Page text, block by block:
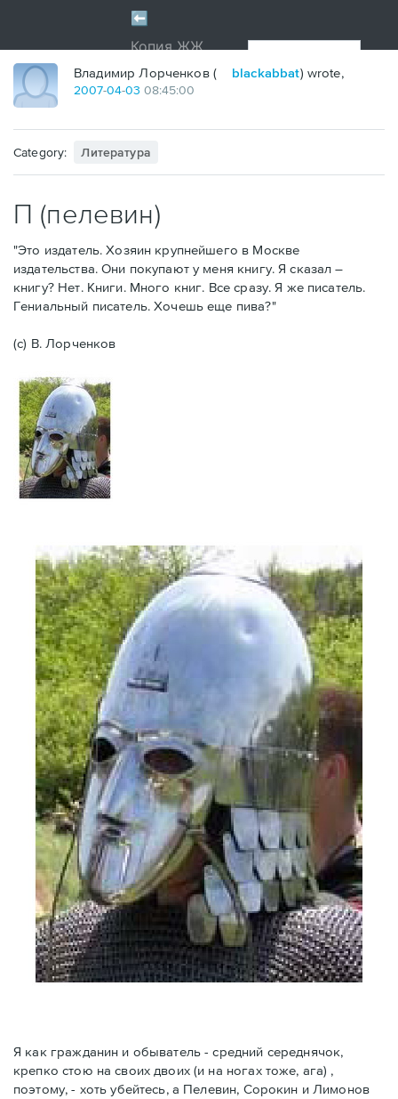
Владимир Лорченков ( blackabbat) wrote,
2007-04-03 08:45:00
Category: Литература
П (пелевин)
"Это издатель. Хозяин крупнейшего в Москве
издательства. Они покупают у меня книгу. Я сказал –
книгу? Нет. Книги. Много книг. Все сразу. Я же писатель.
Гениальный писатель. Хочешь еще пива?"
(с) В. Лорченков
Я как гражданин и обыватель - средний середнячок,
крепко стою на своих двоих (и на ногах тоже, ага) ,
поэтому, - хоть убейтесь, а Пелевин, Сорокин и Лимонов